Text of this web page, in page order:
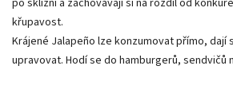
křupavost.
Krájené Jalapeño lze konzumovat přímo, dají
upravovat. Hodí se do hamburgerů, sendvičů